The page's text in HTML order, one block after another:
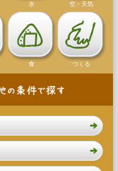
水 空・天気
食 つくる